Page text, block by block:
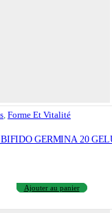
Forme Et Vitalité
GERMINA 20
Ajouter au panier